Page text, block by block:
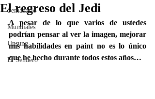
Semanario
Mundiales
Unsung
El Sendero
El regreso del Jedi
A pesar de lo que varios de ustedes
podrían pensar al ver la imagen, mejorar
mis habilidades en paint no es lo único
que he hecho durante todos estos años…